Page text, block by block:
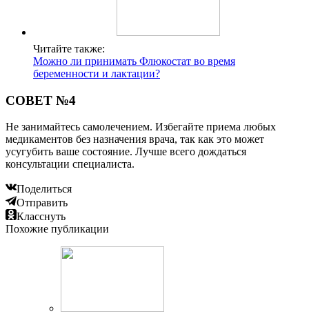
Читайте также:
Можно ли принимать Флюкостат во время
беременности и лактации?
СОВЕТ №4
Не занимайтесь самолечением. Избегайте приема любых
медикаментов без назначения врача, так как это может
усугубить ваше состояние. Лучше всего дождаться
консультации специалиста.
Поделиться
Отправить
Класснуть
Похожие публикации